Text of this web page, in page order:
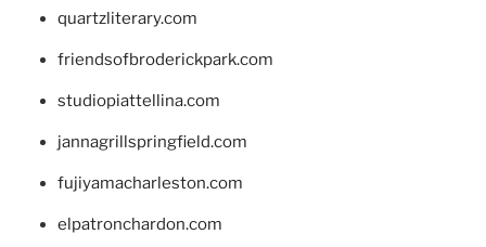
quartzliterary.com
friendsofbroderickpark.com
studiopiattellina.com
jannagrillspringfield.com
fujiyamacharleston.com
elpatronchardon.com